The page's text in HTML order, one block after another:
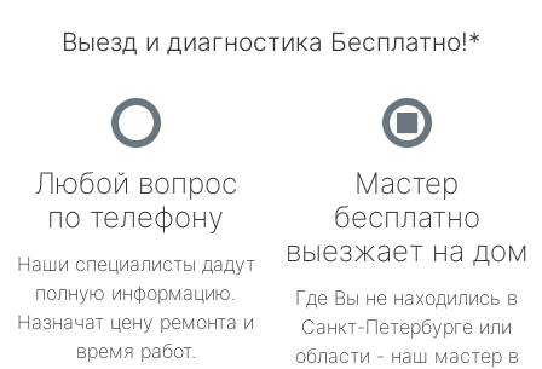
Выезд и диагностика Бесплатно!*
Любой вопрос
по телефону
Наши специалисты дадут
полную информацию.
Назначат цену ремонта и
время работ.
Мастер
бесплатно
выезжает на дом
Где Вы не находились в
Санкт-Петербурге или
области - наш мастер в